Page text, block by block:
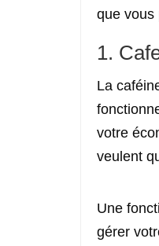
que vous
1.
La
votre
veulent
Une
gérer